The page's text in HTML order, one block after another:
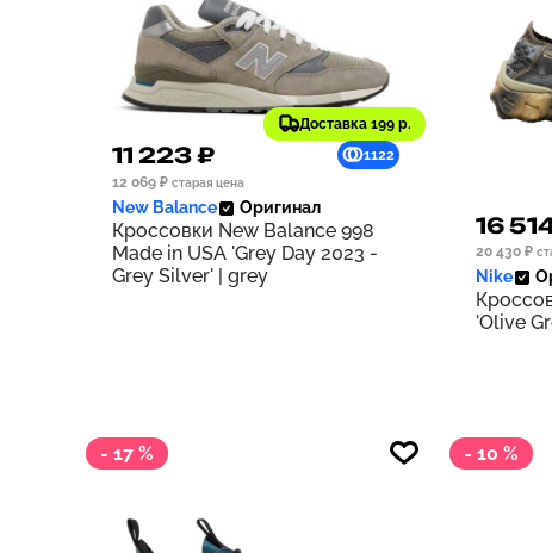
Доставка 199 р.
11 223 ₽
1122
12 069 ₽ старая цена
New Balance Оригинал
Кроссовки New Balance 998
Made in USA 'Grey Day 2023 -
Grey Silver' | grey
16
20 430 ₽
Nike
'Olive
- 17 % - 10 %